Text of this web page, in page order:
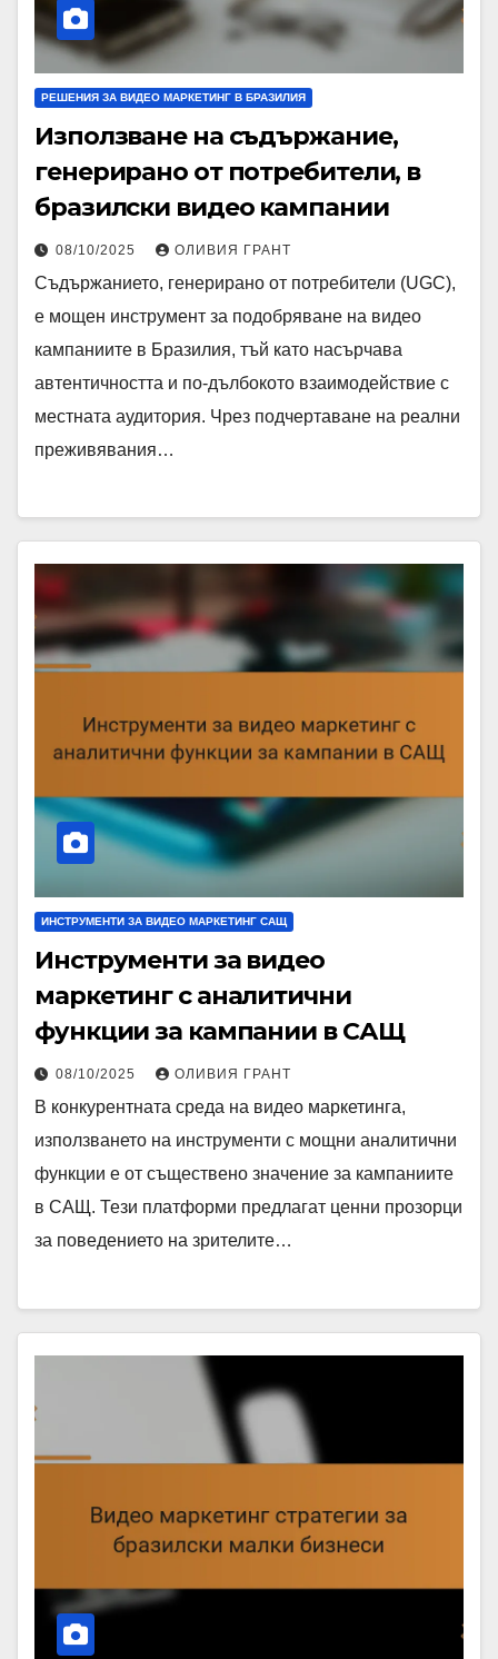
РЕШЕНИЯ ЗА ВИДЕО МАРКЕТИНГ В БРАЗИЛИЯ
Използване на съдържание,
генерирано от потребители, в
бразилски видео кампании
08/10/2025 ОЛИВИЯ ГРАНТ
Съдържанието, генерирано от потребители (UGC),
е мощен инструмент за подобряване на видео
кампаниите в Бразилия, тъй като насърчава
автентичността и по-дълбокото взаимодействие с
местната аудитория. Чрез подчертаване на реални
преживявания…
ИНСТРУМЕНТИ ЗА ВИДЕО МАРКЕТИНГ САЩ
Инструменти за видео
маркетинг с аналитични
функции за кампании в САЩ
08/10/2025 ОЛИВИЯ ГРАНТ
В конкурентната среда на видео маркетинга,
използването на инструменти с мощни аналитични
функции е от съществено значение за кампаниите
в САЩ. Тези платформи предлагат ценни прозорци
за поведението на зрителите…